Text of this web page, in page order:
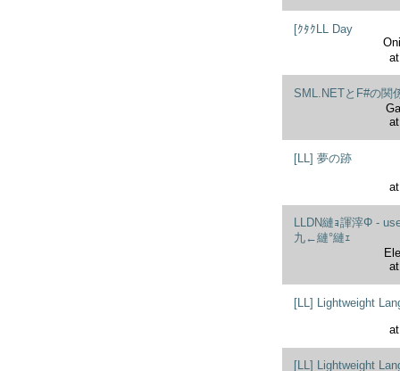
[ｸﾀｸLL Day
at
SML.NETとF#の関
at
[LL] 夢の跡
at
LLDN縺ｮ諢滓Φ -
九←縺°縺ｪ
at
[LL] Lightweight
at
[LL] Lightweight